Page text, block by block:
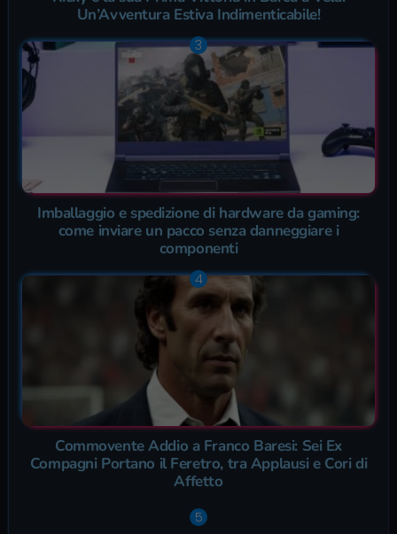
Un’Avventura Estiva Indimenticabile!
Imballaggio e spedizione di hardware da gaming:
come inviare un pacco senza danneggiare i
componenti
Commovente Addio a Franco Baresi: Sei Ex
Compagni Portano il Feretro, tra Applausi e Cori di
Affetto